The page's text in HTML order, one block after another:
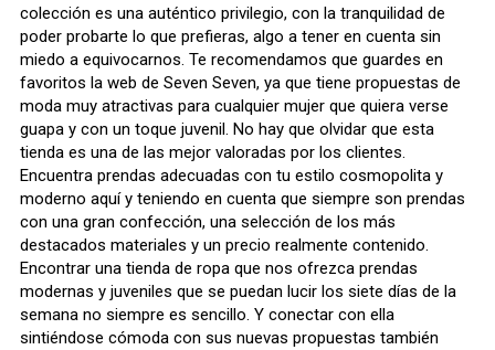
colección es una auténtico privilegio, con la tranquilidad de
poder probarte lo que prefieras, algo a tener en cuenta sin
miedo a equivocarnos. Te recomendamos que guardes en
favoritos la web de Seven Seven, ya que tiene propuestas de
moda muy atractivas para cualquier mujer que quiera verse
guapa y con un toque juvenil. No hay que olvidar que esta
tienda es una de las mejor valoradas por los clientes.
Encuentra prendas adecuadas con tu estilo cosmopolita y
moderno aquí y teniendo en cuenta que siempre son prendas
con una gran confección, una selección de los más
destacados materiales y un precio realmente contenido.
Encontrar una tienda de ropa que nos ofrezca prendas
modernas y juveniles que se puedan lucir los siete días de la
semana no siempre es sencillo. Y conectar con ella
sintiéndose cómoda con sus nuevas propuestas también